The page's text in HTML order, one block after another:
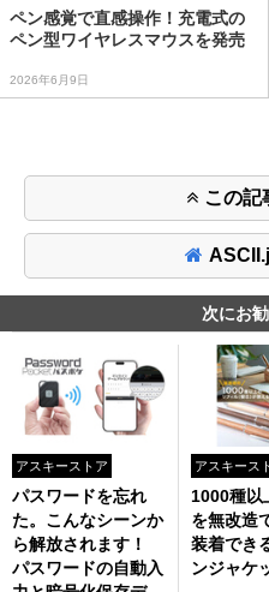
ペン感覚で直感操作！充電式の
ペン型ワイヤレスマウスを発売
2026年6月9日
この記
次にお
アスキーストア
パスワードを忘れ
た。こんなシーンか
ら解放されます！
パスワードの自動入
アスキース
1000種以
を無改造
装着でき
ンジャケ